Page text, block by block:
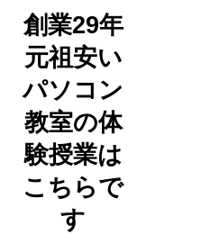
創業29年
元祖安い
パソコン
教室の体
験授業は
こちらで
す